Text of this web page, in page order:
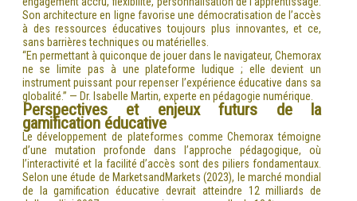
Son architecture en ligne favorise une démocratisation de l’accès
à des ressources éducatives toujours plus innovantes, et ce,
sans barrières techniques ou matérielles.
“En permettant à quiconque de jouer dans le navigateur, Chemorax
ne se limite pas à une plateforme ludique ; elle devient un
instrument puissant pour repenser l’expérience éducative dans sa
globalité.” — Dr. Isabelle Martin, experte en pédagogie numérique.
Perspectives et enjeux futurs de la
gamification éducative
Le développement de plateformes comme Chemorax témoigne
d’une mutation profonde dans l’approche pédagogique, où
l’interactivité et la facilité d’accès sont des piliers fondamentaux.
Selon une étude de MarketsandMarkets (2023), le marché mondial
de la gamification éducative devrait atteindre 12 milliards de